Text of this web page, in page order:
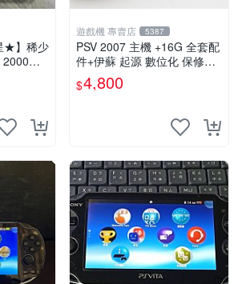
★】稀少
2000主
未使
遊戲機 專賣店 5387
PSV 2007 主機 +16G 全套配
件+伊蘇 起源 數位化 保修一
年 品質有保障
$4,800